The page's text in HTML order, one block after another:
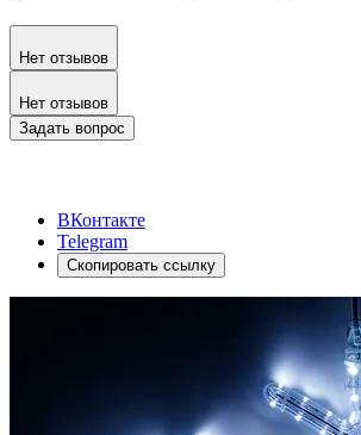
Нет отзывов
Нет отзывов
Задать вопрос
ВКонтакте
Telegram
Скопировать ссылку